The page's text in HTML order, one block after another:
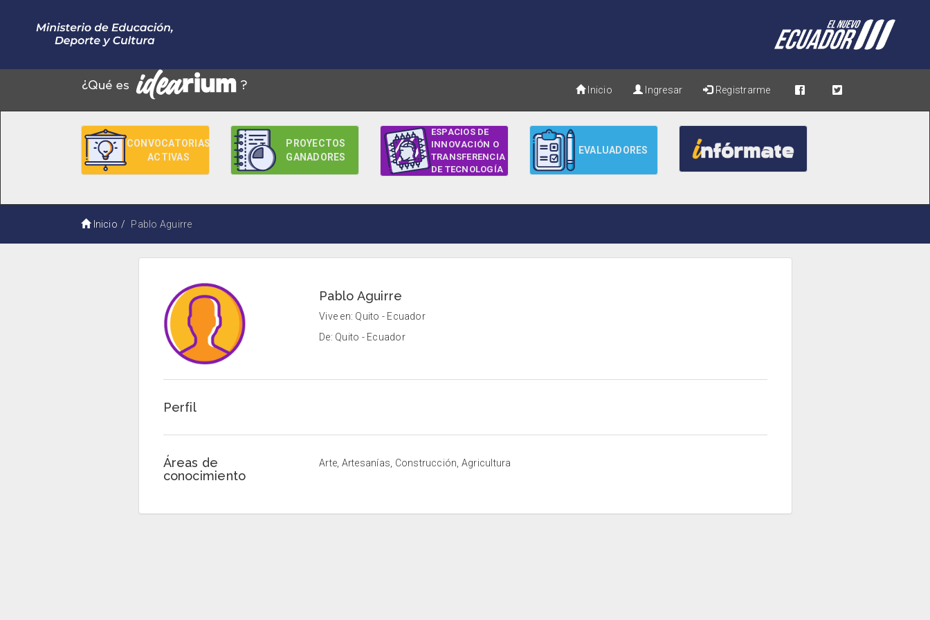
Inicio Ingresar Registrarme
CONVOCATORIAS
ACTIVAS
PROYECTOS
GANADORES
ESPACIOS DE
INNOVACIÓN O
TRANSFERENCIA
DE TECNOLOGÍA
EVALUADORES
Inicio Pablo Aguirre
Pablo Aguirre
Vive en: Quito - Ecuador
De: Quito - Ecuador
Perfil
Áreas de
conocimiento
Arte, Artesanías, Construcción, Agricultura